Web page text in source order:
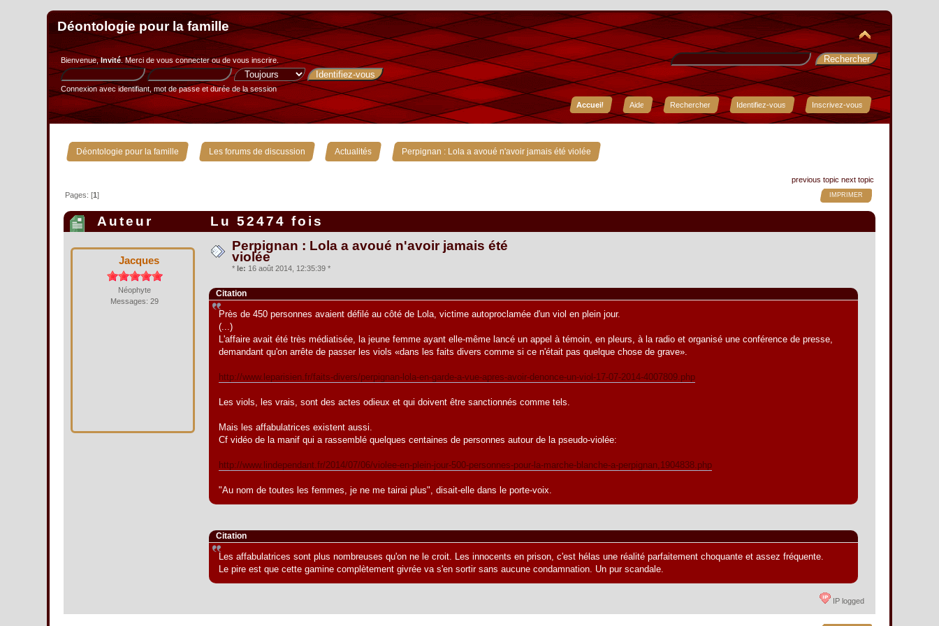
Déontologie pour la famille
Bienvenue,Invité. Merci devous connecterou devous inscrire.
Connexion avec identifiant, mot de passe et durée de la session
Accueil
Aide Rechercher Identifiez-vous Inscrivez-vous
Déontologie pour la famille » Les forums de discussion » Actualités » Perpignan : Lola a avoué n'avoir jamais été violée
previous topic next topic
IMPRIMER
Pages: [1]
Auteur Lu 52474 fois
Jacques
Néophyte
Messages: 29
Perpignan : Lola a avoué n'avoir jamais été
violée
* le: 16 août 2014, 12:35:39 *
Citation
Près de 450 personnes avaient défilé au côté de Lola, victime autoproclamée d'un viol en plein jour.
(...)
L'affaire avait été très médiatisée, la jeune femme ayant elle-même lancé un appel à témoin, en pleurs, à la radio et organisé une conférence de presse,
demandant qu'on arrête de passer les viols «dans les faits divers comme si ce n'était pas quelque chose de grave».
http://www.leparisien.fr/faits-divers/perpignan-lola-en-garde-a-vue-apres-avoir-denonce-un-viol-17-07-2014-4007809.php
Les viols, les vrais, sont des actes odieux et qui doivent être sanctionnés comme tels.
Mais les affabulatrices existent aussi.
Cf vidéo de la manif qui a rassemblé quelques centaines de personnes autour de la pseudo-violée:
http://www.lindependant.fr/2014/07/06/violee-en-plein-jour-500-personnes-pour-la-marche-blanche-a-perpignan,1904838.php
"Au nom de toutes les femmes, je ne me tairai plus", disait-elle dans le porte-voix.
Citation
Les affabulatrices sont plus nombreuses qu'on ne le croit. Les innocents en prison, c'est hélas une réalité parfaitement choquante et assez fréquente.
Le pire est que cette gamine complètement givrée va s'en sortir sans aucune condamnation. Un pur scandale.
IP logged